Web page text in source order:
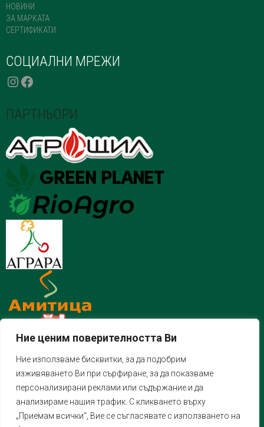
Ние ценим поверителността Ви
Ние използваме бисквитки, за да подобрим
изживяването Ви при сърфиране, за да показваме
персонализирани реклами или съдържание и да
анализираме нашия трафик. С кликването върху
„Приемам всички“, Вие се съгласявате с използването на
НОВИНИ
ЗА МАРКАТА
СЕРТИФИКАТИ
СОЦИАЛНИ МРЕЖИ
INSTAGRAM
FACEBOOK
ПАРТНЬОРИ